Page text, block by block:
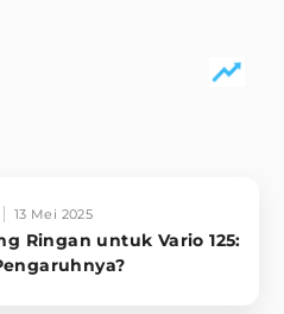
13 Mei 2025
Ringan untuk Vario 125: